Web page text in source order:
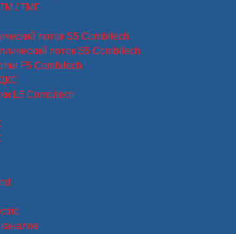
/ ТМГ
лоток S5 Combitech
лоток S5 Combitech
F5 Combitech
L5 Combitech